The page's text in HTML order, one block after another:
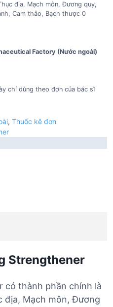
địa, Mạch môn, Đương quy,
Cam thảo, Bạch thược 0
Factory (Nước ngoài)
chỉ dùng theo đơn của bác sĩ
, Thuốc kê đơn
Strengthener
có thành phần chính là
địa, Mạch môn, Đương